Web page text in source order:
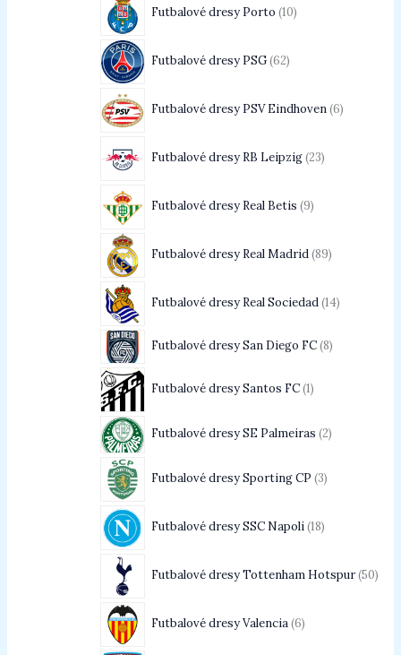
Futbalové dresy Porto 10
Futbalové dresy PSG 62
Futbalové dresy PSV Eindhoven 6
Futbalové dresy RB Leipzig 23
Futbalové dresy Real Betis 9
Futbalové dresy Real Madrid 89
Futbalové dresy Real Sociedad 14
Futbalové dresy San Diego FC 8
Futbalové dresy Santos FC 1
Futbalové dresy SE Palmeiras 2
Futbalové dresy Sporting CP 3
Futbalové dresy SSC Napoli 18
Futbalové dresy Tottenham Hotspur 50
Futbalové dresy Valencia 6